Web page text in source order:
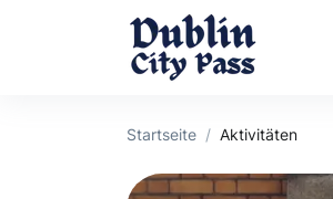
Startseite Aktivitäten